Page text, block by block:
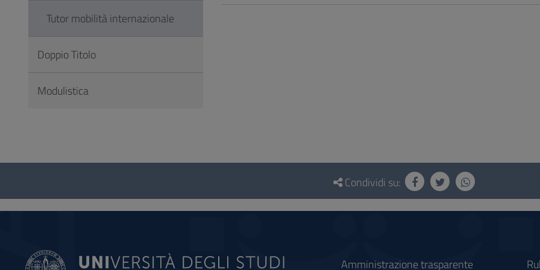
Tutor mobilità internazionale
Doppio Titolo
Modulistica
Questionario
social
Condividi su:
Amministrazione trasparente